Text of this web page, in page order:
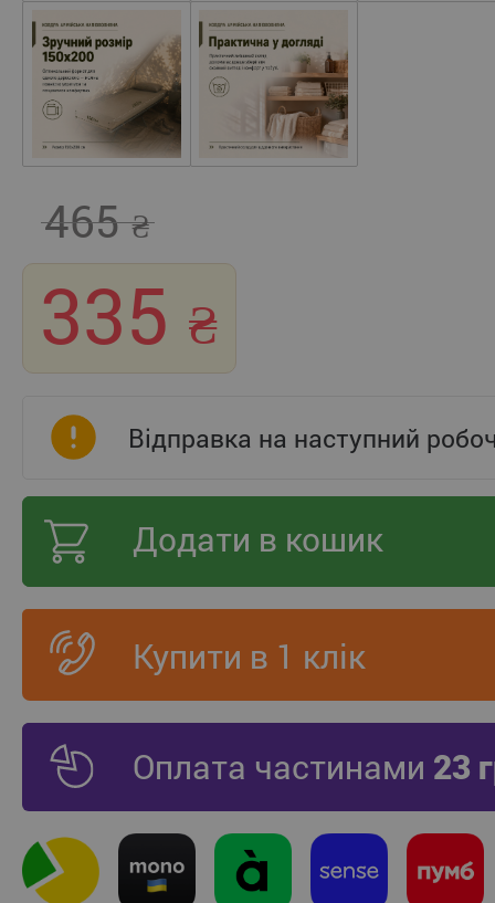
465
335
Відправка на наступний
Додати в кошик
Купити в 1 клік
Оплата частинами 23